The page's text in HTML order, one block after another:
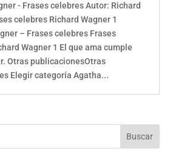
- Frases celebres Autor: Richard
celebres Richard Wagner 1
– Frases celebres Frases
Wagner 1 El que ama cumple
Otras publicacionesOtras
Elegir categoría Agatha...